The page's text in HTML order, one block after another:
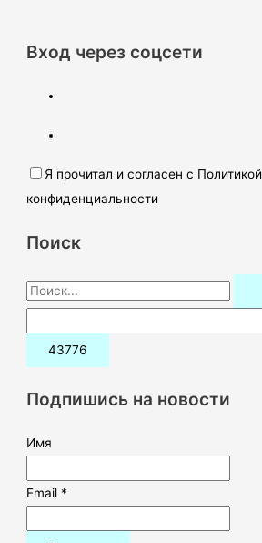
Вход через соцсети
Я прочитал и согласен с Политикой
конфиденциальности
Поиск
П
о
и
:Подпишись на новости
Имя
Email *